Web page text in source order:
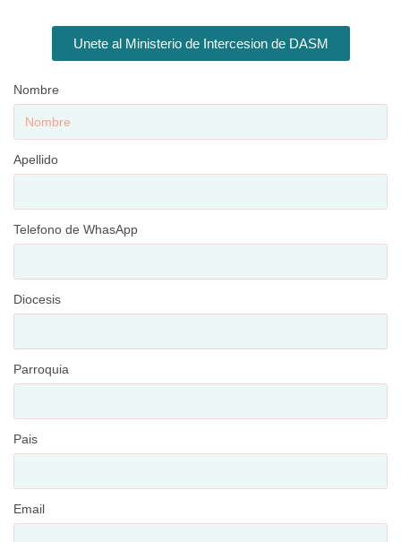
Unete al Ministerio de Intercesion de DASM
Nombre
Apellido
Telefono de WhasApp
Diocesis
Parroquia
Pais
Email